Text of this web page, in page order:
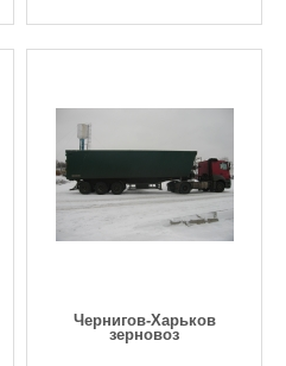
Чернигов-Харьков
зерновоз